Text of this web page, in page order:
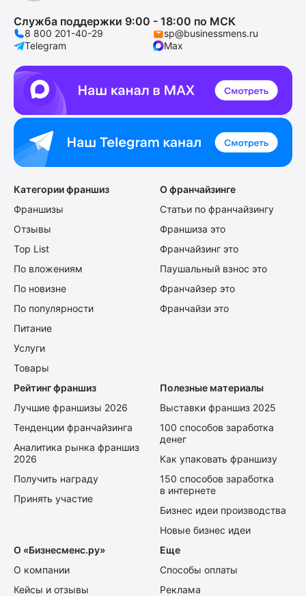
Служба поддержки 9:00 - 18:00 по МСК
8 800 201-40-29
sp@businessmens.ru
Telegram
Max
Категории франшиз
Франшизы
Отзывы
Top List
По вложениям
По новизне
По популярности
Питание
Услуги
Товары
О франчайзинге
Статьи по франчайзингу
Франшиза это
Франчайзинг это
Паушальный взнос это
Франчайзер это
Франчайзи это
Рейтинг франшиз
Лучшие франшизы 2026
Тенденции франчайзинга
Аналитика рынка франшиз
2026
Получить награду
Принять участие
Полезные материалы
Выставки франшиз 2025
100 способов заработка
денег
Как упаковать франшизу
150 способов заработка
в интернете
Бизнес идеи производства
Новые бизнес идеи
О «Бизнесменс.ру»
О компании
Кейсы и отзывы
Еще
Способы оплаты
Реклама